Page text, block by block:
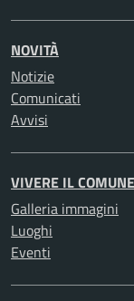
NOVITÀ
Notizie
Comunicati
Avvisi
VIVERE IL COMUNE
Galleria immagini
Luoghi
Eventi